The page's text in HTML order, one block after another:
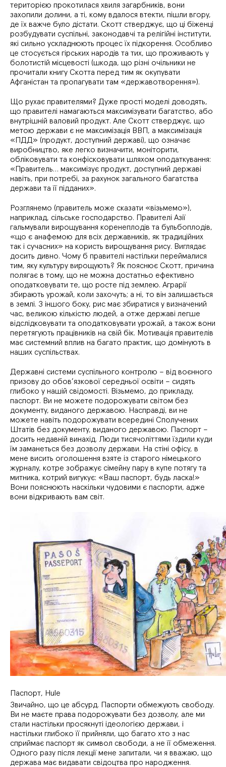
територією прокотилася хвиля загарбників, вони
захопили долини, а ті, кому вдалося втекти, пішли вгору,
де їх важче було дістати. Скотт стверджує, що ці біженці
розбудувати суспільні, законодавчі та релігійні інститути,
які сильно ускладнюють процес їх підкорення. Особливо
це стосується гірських народів та тих, що проживають у
болотистій місцевості (шкода, що різні очільники не
прочитали книгу Скотта перед тим як окупувати
Афганістан та пропагувати там «державотворення»).
Що рухає правителями? Дуже прості моделі доводять,
що правителі намагаються максимізувати багатство, або
внутрішній валовий продукт. Але Скотт стверджує, що
метою держави є не максимізація ВВП, а максимізація
«ПДД» (продукт, доступний державі), що означає
виробництво, яке легко визначити, моніторити,
обліковувати та конфісковувати шляхом оподаткування:
«Правитель… максимізує продукт, доступний державі
навіть, при потребі, за рахунок загального багатства
держави та її підданих».
Розглянемо (правитель може сказати «візьмемо»),
наприклад, сільське господарство. Правителі Азії
гальмували вирощування коренеплодів та бульбоплодів,
«що є анафемою для всіх державників, як традиційних
так і сучасних» на користь вирощування рису. Виглядає
досить дивно. Чому б правителі настільки переймалися
тим, яку культуру вирощують? Як пояснює Скотт, причина
полягає в тому, що не можна достатньо ефективно
оподатковувати те, що росте під землею. Аграрії
збирають урожай, коли захочуть; а ні, то він залишається
в землі. З іншого боку, рис має збиратися у визначений
час, великою кількістю людей, а отже державі легше
відслідковувати та оподатковувати урожай, а також вони
перетягують працівників на свій бік. Мотивація правителів
має системний вплив на багато практик, що домінують в
наших суспільствах.
Державні системи суспільного контролю – від воєнного
призову до обов’язкової середньої освіти – сидять
глибоко у нашій свідомості. Візьмемо, до прикладу,
паспорт. Ви не можете подорожувати світом без
документу, виданого державою. Насправді, ви не
можете навіть подорожувати всередині Сполучених
Штатів без документу, виданого державою. Паспорт –
досить недавній винахід. Люди тисячоліттями їздили куди
їм заманеться без дозволу держави. На стіні офісу, в
мене висить оголошення взяте із старого німецького
журналу, котре зображує сімейну пару в купе потягу та
митника, котрий вигукує: «Ваш паспорт, будь ласка!»
Вони пояснюють наскільки чудовими є паспорти, адже
вони відкривають вам світ.
Паспорт, Hule
Звичайно, що це абсурд. Паспорти обмежують свободу.
Ви не маєте права подорожувати без дозволу, але ми
стали настільки просякнуті ідеологією держави, і
настільки глибоко її прийняли, що багато хто з нас
сприймає паспорт як символ свободи, а не її обмеження.
Одного разу після лекції мене запитали, чи я вважаю, що
держава має видавати свідоцтва про народження.